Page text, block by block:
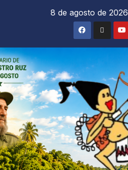
8 de agosto de 2026